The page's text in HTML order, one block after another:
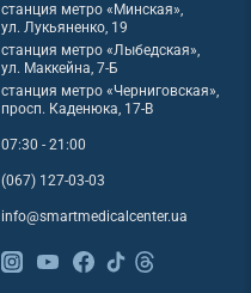
станция метро «Минская»,
ул. Лукьяненко, 19
станция метро «Лыбедская»,
ул. Маккейна, 7-Б
станция метро «Черниговская»,
просп. Каденюка, 17-В
07:30 - 21:00
(067) 127-03-03
info@smartmedicalcenter.ua